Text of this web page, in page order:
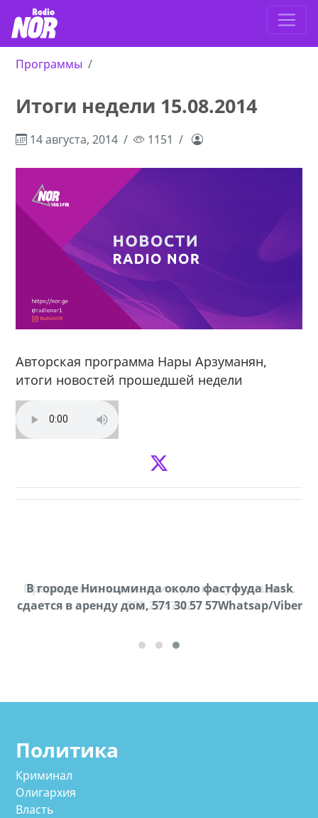
Программы
Итоги недели 15.08.2014
14 августа, 2014 1151
Авторская программа Нары Арзуманян,
итоги новостей прошедшей недели
Продается соль оптом и в розницу в мешках,
500 22 47 42
В городе Ниноцминда около фастфуда Hask
cдается в аренду дом, 571 30 57 57Whatsap/Viber
Политика
Криминал
Олигархия
Власть